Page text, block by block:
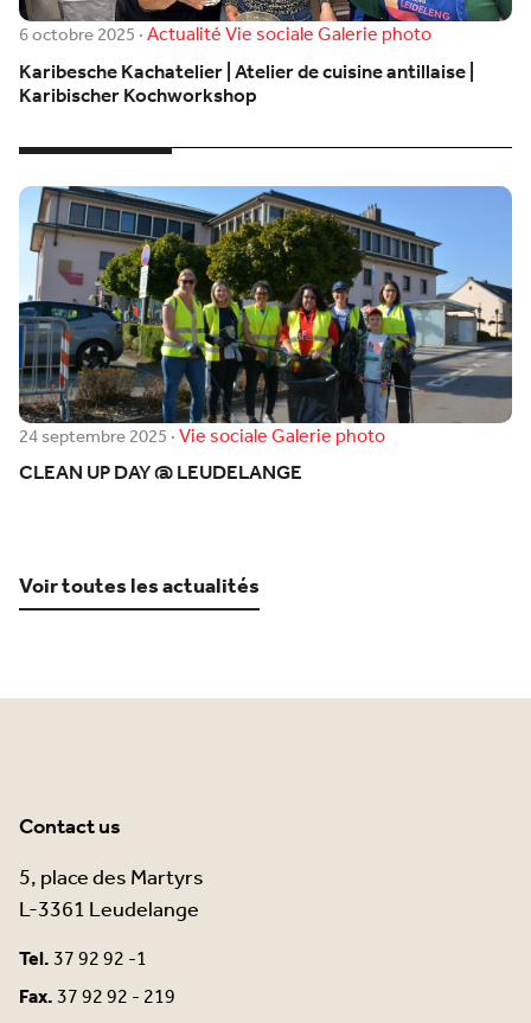
6 octobre 2025·ActualitéVie socialeGalerie photo
Karibesche Kachatelier | Atelier de cuisine antillaise |
Karibischer Kochworkshop
24 septembre 2025·Vie socialeGalerie photo
CLEAN UP DAY @ LEUDELANGE
Voir toutes les actualités
Contact us
5, place des Martyrs
L-3361 Leudelange
Tel.37 92 92 -1
Fax.37 92 92 - 219